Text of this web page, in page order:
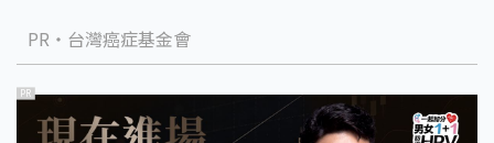
PR・台灣癌症基金會
PR